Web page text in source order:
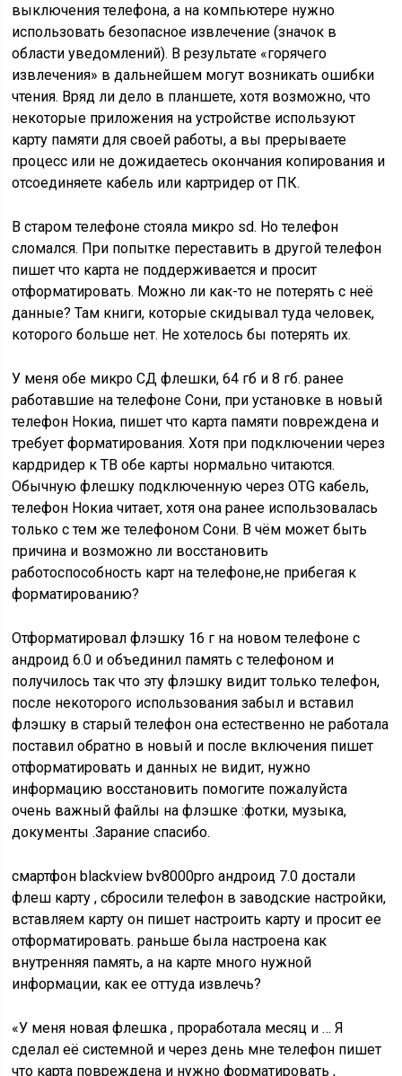
выключения телефона, а на компьютере нужно
использовать безопасное извлечение (значок в
области уведомлений). В результате «горячего
извлечения» в дальнейшем могут возникать ошибки
чтения. Вряд ли дело в планшете, хотя возможно, что
некоторые приложения на устройстве используют
карту памяти для своей работы, а вы прерываете
процесс или не дожидаетесь окончания копирования и
отсоединяете кабель или картридер от ПК.
В старом телефоне стояла микро sd. Но телефон
сломался. При попытке переставить в другой телефон
пишет что карта не поддерживается и просит
отформатировать. Можно ли как-то не потерять с неё
данные? Там книги, которые скидывал туда человек,
которого больше нет. Не хотелось бы потерять их.
У меня обе микро СД флешки, 64 гб и 8 гб. ранее
работавшие на телефоне Сони, при установке в новый
телефон Нокиа, пишет что карта памяти повреждена и
требует форматирования. Хотя при подключении через
кардридер к ТВ обе карты нормально читаются.
Обычную флешку подключенную через OTG кабель,
телефон Нокиа читает, хотя она ранее использовалась
только с тем же телефоном Сони. В чём может быть
причина и возможно ли восстановить
работоспособность карт на телефоне,не прибегая к
форматированию?
Отформатировал флэшку 16 г на новом телефоне с
андроид 6.0 и объединил память с телефоном и
получилось так что эту флэшку видит только телефон,
после некоторого использования забыл и вставил
флэшку в старый телефон она естественно не работала
поставил обратно в новый и после включения пишет
отформатировать и данных не видит, нужно
информацию восстановить помогите пожалуйста
очень важный файлы на флэшке :фотки, музыка,
документы .Зарание спасибо.
смартфон blackview bv8000pro андроид 7.0 достали
флеш карту , сбросили телефон в заводские настройки,
вставляем карту он пишет настроить карту и просит ее
отформатировать. раньше была настроена как
внутренняя память, а на карте много нужной
информации, как ее оттуда извлечь?
«У меня новая флешка , проработала месяц и … Я
сделал её системной и через день мне телефон пишет
что карта повреждена и нужно форматировать ,